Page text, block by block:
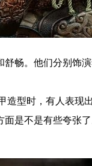
畅。他们分别饰
型时，有人表现出
是不是有些夸张